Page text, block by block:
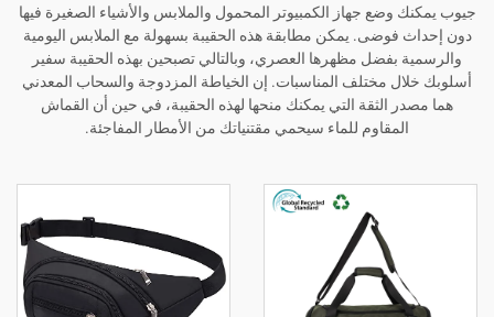
جهاز الكمبيوتر المحمول والملابس والأشياء الصغيرة فيها
يمكن مطابقة هذه الحقيبة بسهولة مع الملابس اليومية
بفضل مظهرها العصري، وبالتالي تصبحين بهذه الحقيبة سفير
مختلف المناسبات. إن الخياطة المزدوجة والسحاب المعدني
الثقة التي يمكنك منحها لهذه الحقيبة، في حين أن القماش
للماء سيحمي مقتنياتك من الأمطار المفاجئة.